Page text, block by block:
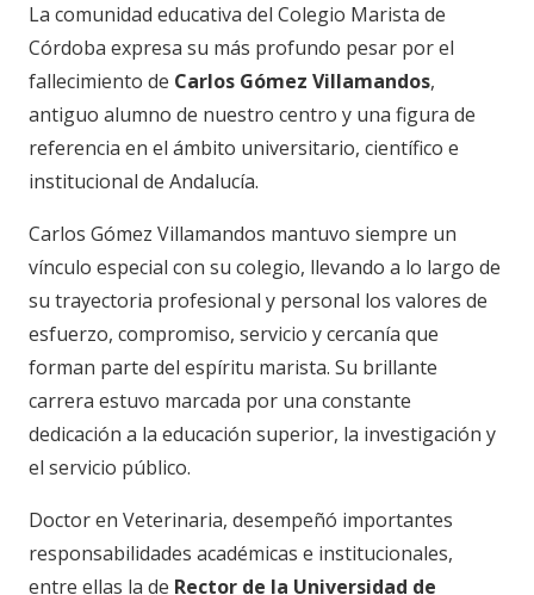
La comunidad educativa del Colegio Marista de
Córdoba expresa su más profundo pesar por el
fallecimiento de Carlos Gómez Villamandos,
antiguo alumno de nuestro centro y una figura de
referencia en el ámbito universitario, científico e
institucional de Andalucía.
Carlos Gómez Villamandos mantuvo siempre un
vínculo especial con su colegio, llevando a lo largo de
su trayectoria profesional y personal los valores de
esfuerzo, compromiso, servicio y cercanía que
forman parte del espíritu marista. Su brillante
carrera estuvo marcada por una constante
dedicación a la educación superior, la investigación y
el servicio público.
Doctor en Veterinaria, desempeñó importantes
responsabilidades académicas e institucionales,
entre ellas la de Rector de la Universidad de